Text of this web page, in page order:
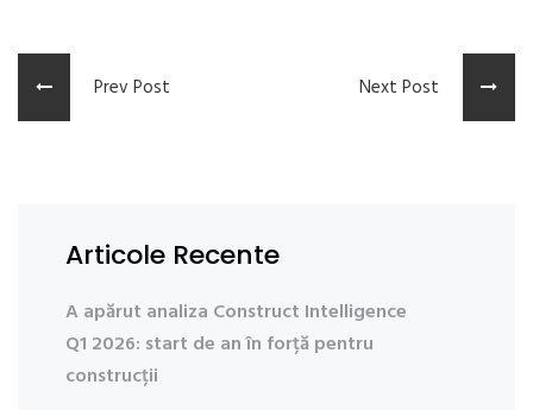
Prev Post Next Post
Articole Recente
A apărut analiza Construct Intelligence
Q1 2026: start de an în forță pentru
construcții